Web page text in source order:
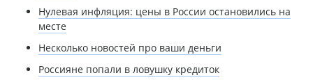
Нулевая инфляция: цены в России остановились на
месте
Несколько новостей про ваши деньги
Россияне попали в ловушку кредиток